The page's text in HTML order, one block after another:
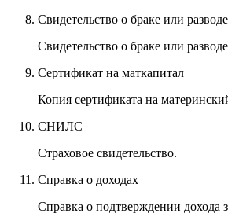
Свидетельство о браке или разводе
Свидетельство о браке или разводе
Сертификат на маткапитал
Копия сертификата на
СНИЛС
Страховое свидетельство.
Справка о доходах
Справка о подтверждении